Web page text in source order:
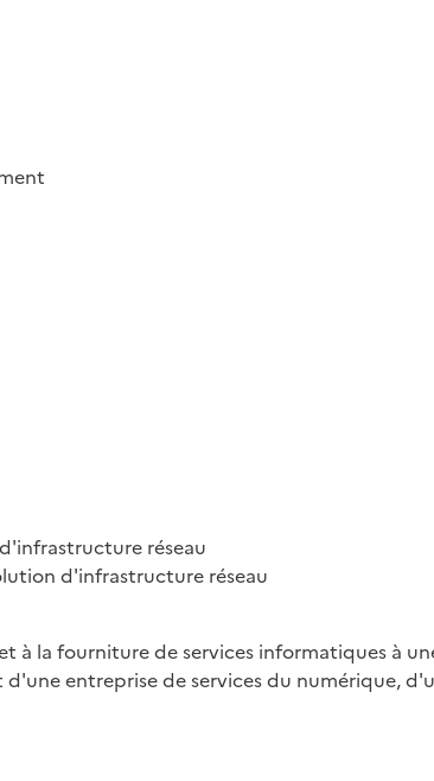
réseau
d'infrastructure réseau
à la fourniture de services informatiques à
entreprise de services du numérique,